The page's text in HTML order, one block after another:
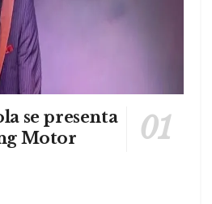
se presenta
Motor